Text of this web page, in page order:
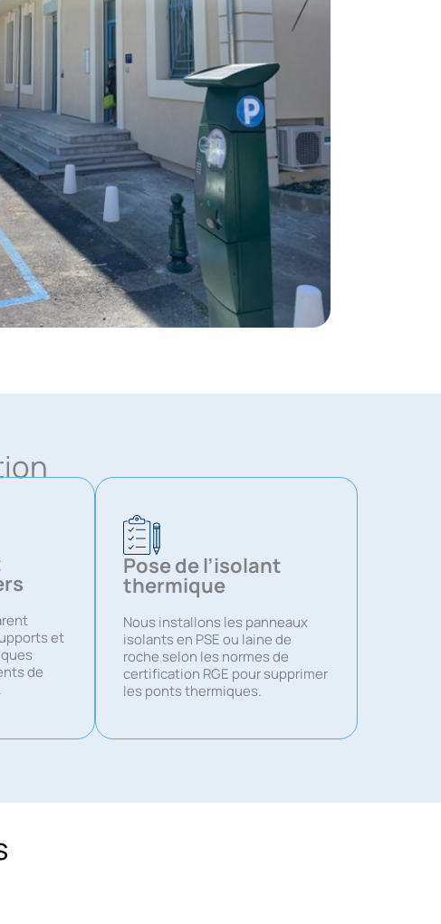
et
de
Pose de l’isolant
thermique
Nous installons les panneaux
isolants en PSE ou laine de
roche selon les normes de
certification RGE pour supprimer
les ponts thermiques.